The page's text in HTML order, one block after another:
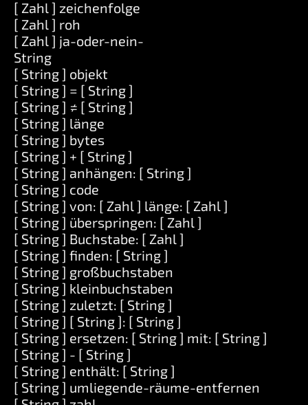
[ Zahl ] zeichenfolge
[ Zahl ] roh
[ Zahl ] ja-oder-nein-
String
[ String ] objekt
[ String ] = [ String ]
[ String ] ≠ [ String ]
[ String ] länge
[ String ] bytes
[ String ] + [ String ]
[ String ] anhängen: [ String ]
[ String ] code
[ String ] von: [ Zahl ] länge: [ Zahl ]
[ String ] überspringen: [ Zahl ]
[ String ] Buchstabe: [ Zahl ]
[ String ] finden: [ String ]
[ String ] großbuchstaben
[ String ] kleinbuchstaben
[ String ] zuletzt: [ String ]
[ String ] [ String ]: [ String ]
[ String ] ersetzen: [ String ] mit: [ String ]
[ String ] - [ String ]
[ String ] enthält: [ String ]
[ String ] umliegende-räume-entfernen